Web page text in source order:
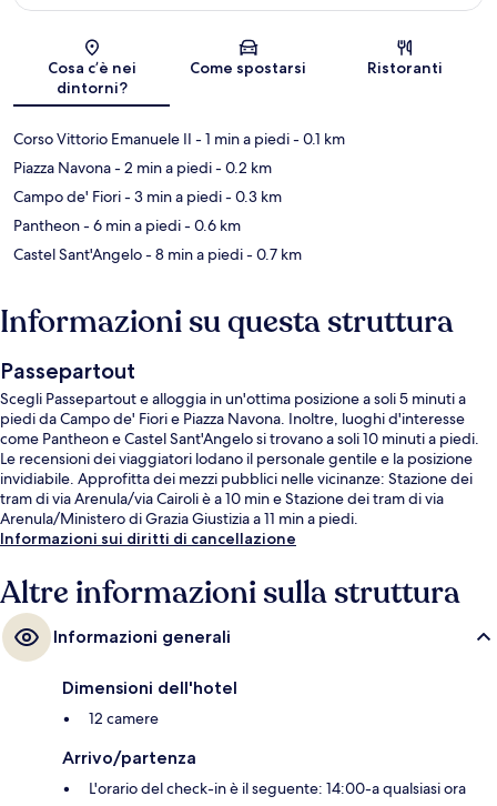
Mappa
Cosa c’è nei
dintorni?
Come spostarsi Ristoranti
Corso Vittorio Emanuele II - 1 min a piedi- 0.1 km
Piazza Navona- 2 min a piedi- 0.2 km
Campo de' Fiori- 3 min a piedi- 0.3 km
Pantheon- 6 min a piedi- 0.6 km
Castel Sant'Angelo- 8 min a piedi- 0.7 km
Informazioni su questa struttura
Passepartout
Scegli Passepartout e alloggia in un'ottima posizione a soli 5 minuti a
piedi da Campo de' Fiori e Piazza Navona. Inoltre, luoghi d'interesse
come Pantheon e Castel Sant'Angelo si trovano a soli 10 minuti a piedi.
Le recensioni dei viaggiatori lodano il personale gentile e la posizione
invidiabile. Approfitta dei mezzi pubblici nelle vicinanze: Stazione dei
tram di via Arenula/via Cairoli è a 10 min e Stazione dei tram di via
Arenula/Ministero di Grazia Giustizia a 11 min a piedi.
Informazioni sui diritti di cancellazione
Altre informazioni sulla struttura
Informazioni generali
Dimensioni dell'hotel
12 camere
Arrivo/partenza
L'orario del check-in è il seguente: 14:00-a qualsiasi ora